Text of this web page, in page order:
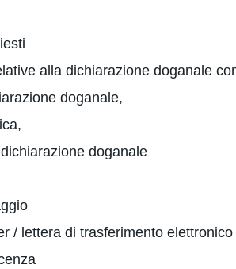
alla dichiarazione doganale
doganale,
doganale
/ lettera di trasferimento elettronico